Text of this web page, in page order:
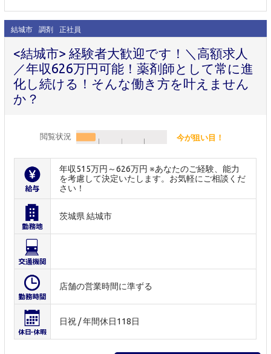
結城市 調剤 正社員
<結城市> 経験者大歓迎です！＼高額求人
／年収626万円可能！薬剤師として常に進
化し続ける！そんな働き方を叶えません
か？
閲覧状況 今が狙い目！
年収515万円～626万円 ※あなたのご経験、能力
を考慮して決定いたします。お気軽にご相談くだ
さい！
茨城県 結城市
店舗の営業時間に準ずる
日祝 / 年間休日118日